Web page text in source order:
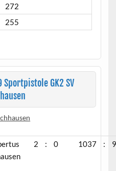
272
255
GK2 SV
2 : 0 1037 :